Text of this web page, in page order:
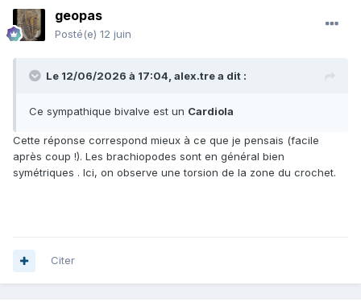
geopas
Posté(e) 12 juin
Le 12/06/2026 à 17:04, alex.trea dit :
Ce sympathique bivalve est un Cardiola
Cette réponse correspond mieux à ce que je pensais (facile
après coup !). Les brachiopodes sont en général bien
symétriques . Ici, on observe une torsion de la zone du crochet.
Citer